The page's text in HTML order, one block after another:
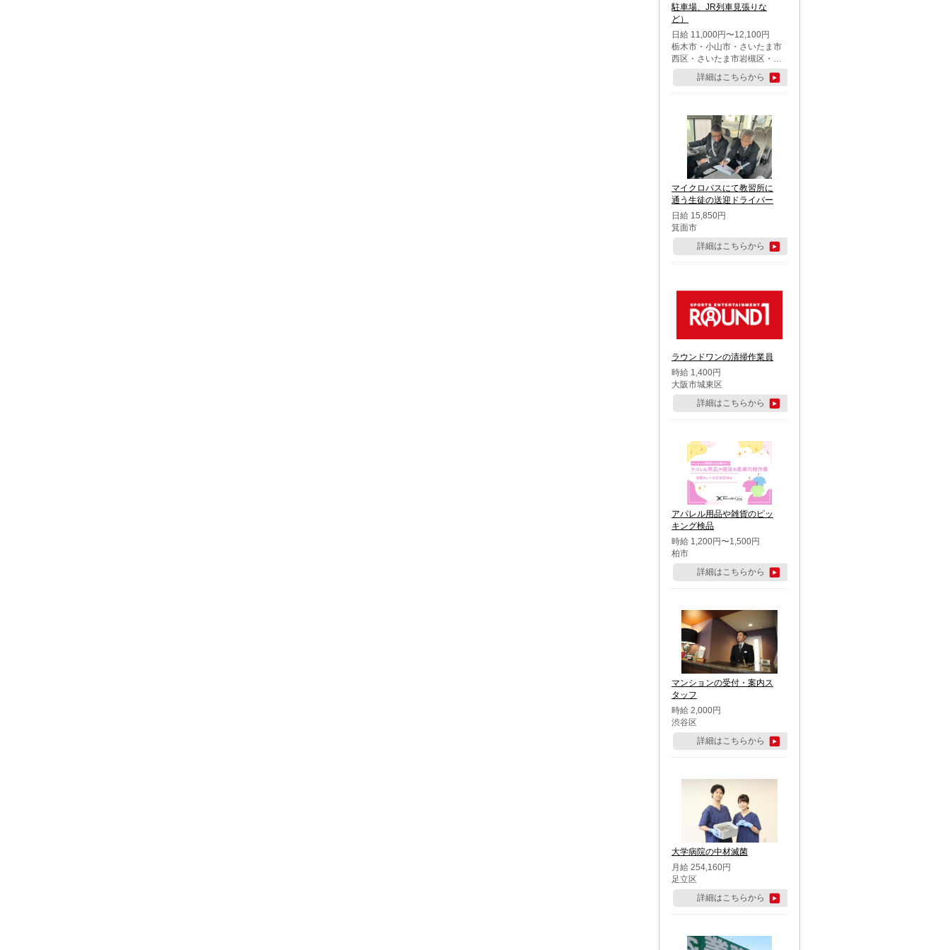
駐車場、JR列車見張りな
ど）
日給 11,000円〜12,100円
栃木市・小山市・さいたま市
西区・さいたま市岩槻区・久
喜市・蓮田市
詳細はこちらから
マイクロバスにて教習所に
通う生徒の送迎ドライバー
日給 15,850円
箕面市
詳細はこちらから
ラウンドワンの清掃作業員
時給 1,400円
大阪市城東区
詳細はこちらから
アパレル用品や雑貨のピッ
キング検品
時給 1,200円〜1,500円
柏市
詳細はこちらから
マンションの受付・案内ス
タッフ
時給 2,000円
渋谷区
詳細はこちらから
大学病院の中材滅菌
月給 254,160円
足立区
詳細はこちらから